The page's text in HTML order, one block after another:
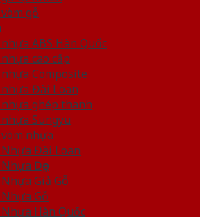
gỗ
ABS Hàn Quốc
cao cấp
Composite
Đài Loan
ghép thanh
Sungyu
nhựa
Đài Loan
Đẹp
Giả Gỗ
Gỗ
Hàn Quốc